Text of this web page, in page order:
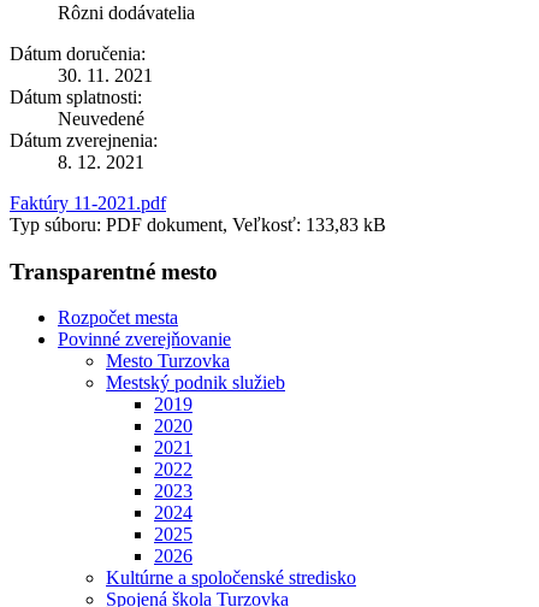
Rôzni dodávatelia
Dátum doručenia:
30. 11. 2021
Dátum splatnosti:
Neuvedené
Dátum zverejnenia:
8. 12. 2021
Faktúry 11-2021.pdf
Typ súboru: PDF dokument, Veľkosť: 133,83 kB
Transparentné mesto
Rozpočet mesta
Povinné zverejňovanie
Mesto Turzovka
Mestský podnik služieb
2019
2020
2021
2022
2023
2024
2025
2026
Kultúrne a spoločenské stredisko
Spojená škola Turzovka